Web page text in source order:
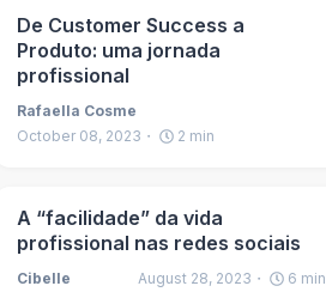
De Customer Success a
Produto: uma jornada
profissional
Rafaella Cosme
October 08, 2023
2 min
A “facilidade” da vida
profissional nas redes sociais
Cibelle August 28, 2023 6 min